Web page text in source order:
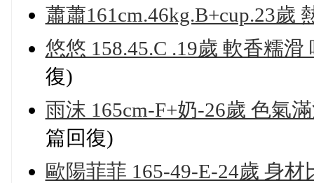
蕭蕭161cm.46kg.B+cup.23歲
悠悠 158.45.C .19歲 軟香糯
復)
雨沫 165cm-F+奶-26歲 色氣
篇回復)
歐陽菲菲 165-49-E-24歲 身